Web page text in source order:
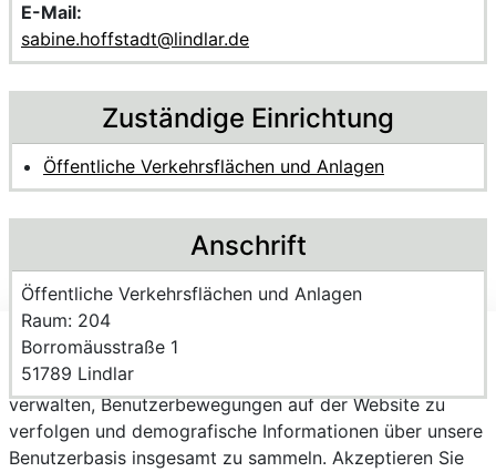
E-Mail:
sabine.hoffstadt@lindlar.de
Zuständige Einrichtung
Öffentliche Verkehrsflächen und Anlagen
Anschrift
Name der Einrichtung:
Öffentliche Verkehrsflächen und Anlagen
Raum des Mitarbeitenden
Raum: 204
Strasse und Hausnummer
Borromäusstraße 1
PLZ und Ort
51789 Lindlar
Wir verwenden Cookies, um personalisierte Inhalte
bereitzustellen, Trends zu analysieren, die Website zu
verwalten, Benutzerbewegungen auf der Website zu
verfolgen und demografische Informationen über unsere
Benutzerbasis insgesamt zu sammeln. Akzeptieren Sie